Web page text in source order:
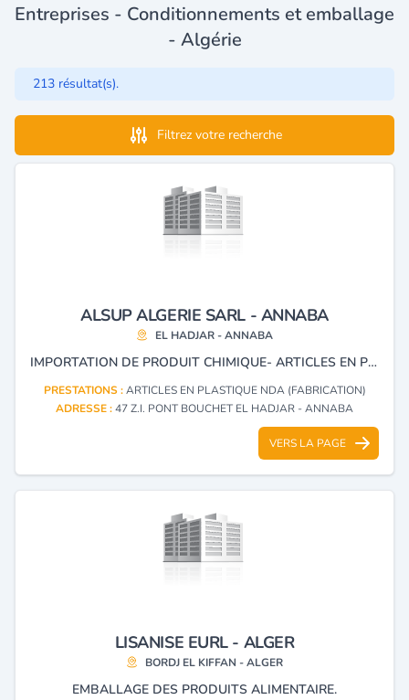
Entreprises - Conditionnements et emballage
- Algérie
213 résultat(s).
Filtrez votre recherche
ALSUP ALGERIE SARL - ANNABA
EL HADJAR - ANNABA
IMPORTATION DE PRODUIT CHIMIQUE- ARTICLES EN PLASTIQUE .
PRESTATIONS :ARTICLES EN PLASTIQUE NDA (FABRICATION)
ADRESSE :47 Z.I. PONT BOUCHET EL HADJAR - ANNABA
VERS LA PAGE
LISANISE EURL - ALGER
BORDJ EL KIFFAN - ALGER
EMBALLAGE DES PRODUITS ALIMENTAIRE.